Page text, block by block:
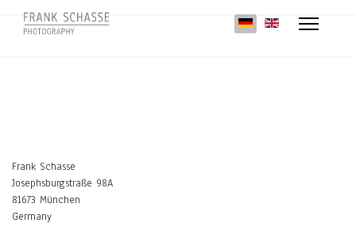
Sprache auswählen
Frank Schasse
Josephsburgstraße 98A
81673 München
Germany